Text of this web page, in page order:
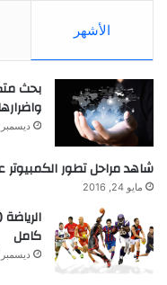
الأشهر
بحث
ديسمبر 8, 2015
شاهد مراحل تطور الكمبيوتر
مايو 24, 2016
كامل
ديسمبر 14, 2015